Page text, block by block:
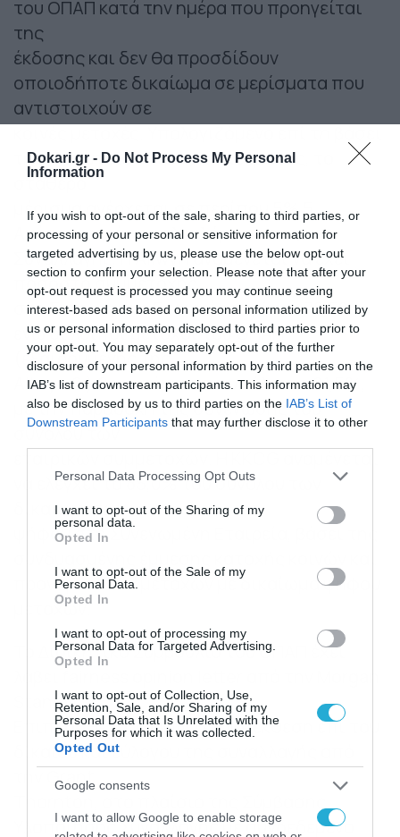
Dokari.gr - Do Not Process My Personal
Information
If you wish to opt-out of the sale, sharing to third parties, or
processing of your personal or sensitive information for
targeted advertising by us, please use the below opt-out
section to confirm your selection. Please note that after your
opt-out request is processed you may continue seeing
interest-based ads based on personal information utilized by
us or personal information disclosed to third parties prior to
your opt-out. You may separately opt-out of the further
disclosure of your personal information by third parties on the
IAB’s list of downstream participants. This information may
also be disclosed by us to third parties on the IAB’s List of
Downstream Participants that may further disclose it to other
Please note that this website/app uses one or more Google
not limited to your visit or usage behaviour. You may click to
grant or deny consent to Google and its third-party tags to
use your data for below specified purposes in below Google
consent section.
Personal Data Processing Opt Outs
I want to opt-out of the Sharing of my
personal data.
Opted In
I want to opt-out of the Sale of my
Personal Data.
Opted In
I want to opt-out of processing my
Personal Data for Targeted Advertising.
Opted In
I want to opt-out of Collection, Use,
Retention, Sale, and/or Sharing of my
Personal Data that Is Unrelated with the
Purposes for which it was collected.
Opted Out
Google consents
I want to allow Google to enable storage
του ΟΠΑΠ κατά την ημέρα που προηγείται
της
έκδοσης και δεν θα προσδίδουν
οποιοδήποτε δικαίωμα σε μερίσματα που
αντιστοιχούν σε
της Τελευταίας Τιμής Κλεισίματος, το
σταθερό
μέρισμα ανέρχεται σε περίπου 5% 5 .
Αμέσως μετά την ολοκλήρωση της
Συναλλαγής, η Allwyn αναμένεται να έχει
ποσοστό συμμετοχής
στη Συνενωμένη Εταιρεία περίπου 78,5%,
ενώ οι λοιποί μέτοχοι του ΟΠΑΠ
(εξαιρουμένης της
Allwyn 6 ) θα κατέχουν το υπόλοιπο 21,5%,
με την παραδοχή της συνένωσης του
συνόλου των
να ελέγχει το 85,0% του συνόλου των
δικαιωμάτων
ψήφου στη Συνενωμένη Εταιρεία, βάσει της
προνομιούχων μετοχών με δικαίωμα ψήφου
μετοχών.
Το Διοικητικό Συμβούλιο του ΟΠΑΠ έχει
Stanley.
Επιπρόσθετα, ο ΟΠΑΠ έλαβε έκθεση επί του
δίκαιου και εύλογου της συναλλαγής από
την Grant
Υλοποίησης Συναλλαγής με συνδεδεμένο